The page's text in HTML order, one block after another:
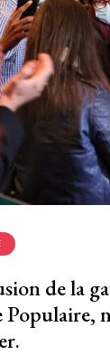
de la
Populaire,